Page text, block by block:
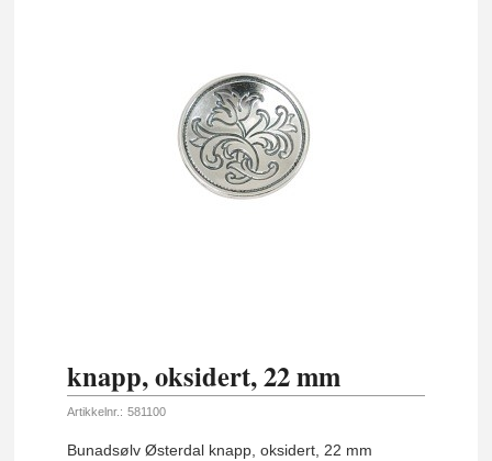
knapp, oksidert, 22 mm
Artikkelnr.: 581100
Bunadsølv Østerdal knapp, oksidert, 22 mm